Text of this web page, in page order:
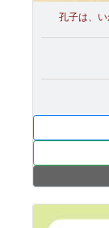
孔子は、